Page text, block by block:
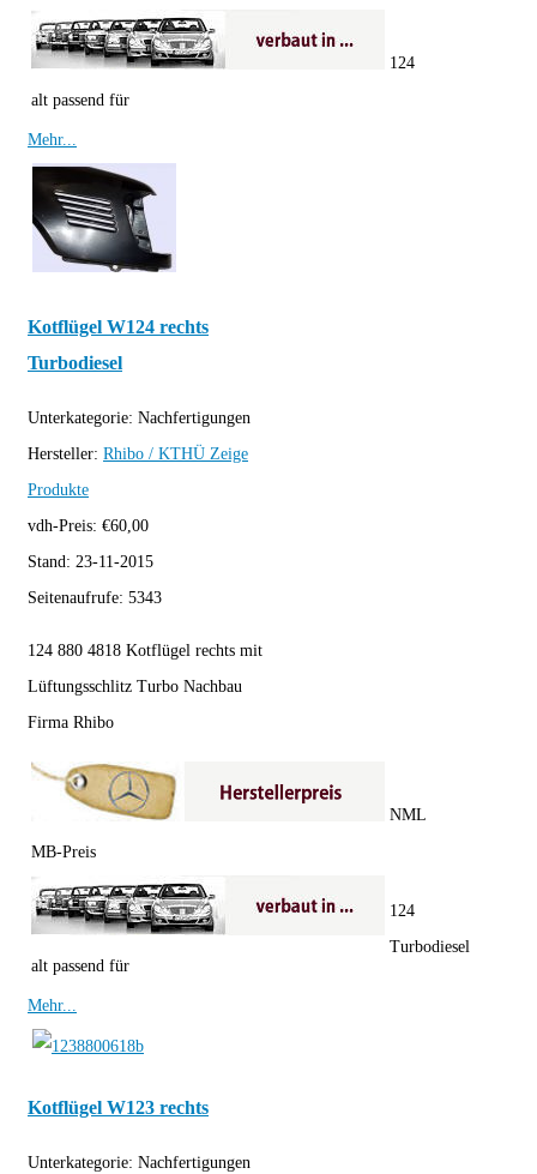
alt passend für
124
Mehr...
Kotflügel W124 rechts
Turbodiesel
Unterkategorie: Nachfertigungen
Hersteller: Rhibo / KTHÜ Zeige
Produkte
vdh-Preis: €60,00
Stand: 23-11-2015
Seitenaufrufe: 5343
124 880 4818 Kotflügel rechts mit
Lüftungsschlitz Turbo Nachbau
Firma Rhibo
MB-Preis
NML
alt passend für
124
Turbodiesel
Mehr...
Kotflügel W123 rechts
Unterkategorie: Nachfertigungen